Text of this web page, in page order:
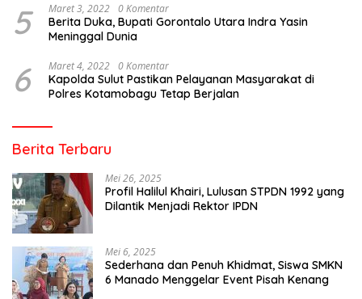
5 Maret 3, 2022 0 Komentar
Berita Duka, Bupati Gorontalo Utara Indra Yasin
Meninggal Dunia
6 Maret 4, 2022 0 Komentar
Kapolda Sulut Pastikan Pelayanan Masyarakat di
Polres Kotamobagu Tetap Berjalan
Berita Terbaru
Mei 26, 2025
Profil Halilul Khairi, Lulusan STPDN 1992 yang
Dilantik Menjadi Rektor IPDN
Mei 6, 2025
Sederhana dan Penuh Khidmat, Siswa SMKN
6 Manado Menggelar Event Pisah Kenang